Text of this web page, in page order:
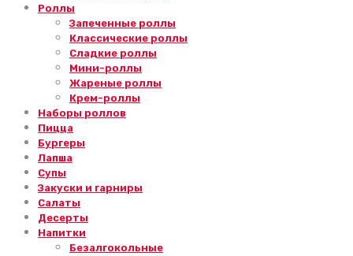
Роллы
Запеченные роллы
Классические роллы
Сладкие роллы
Мини-роллы
Жареные роллы
Крем-роллы
Наборы роллов
Пицца
Бургеры
Лапша
Супы
Закуски и гарниры
Салаты
Десерты
Напитки
Безалгокольные